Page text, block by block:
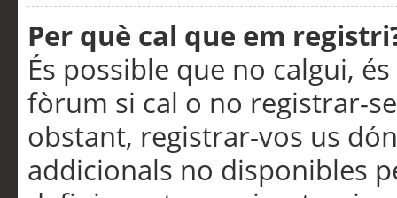
Per què cal que em
És possible que no calgui,
fòrum si cal o no registrar-
obstant, registrar-vos us
addicionals no disponibles